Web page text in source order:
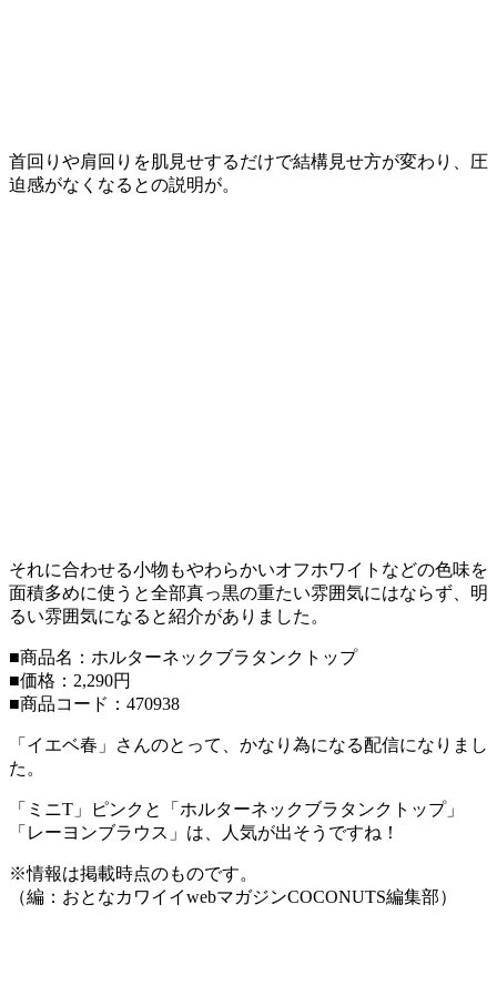
首回りや肩回りを肌見せするだけで結構見せ方が変わり、圧
迫感がなくなるとの説明が。
それに合わせる小物もやわらかいオフホワイトなどの色味を
面積多めに使うと全部真っ黒の重たい雰囲気にはならず、明
るい雰囲気になると紹介がありました。
■商品名：ホルターネックブラタンクトップ
■価格：2,290円
■商品コード：470938
「イエベ春」さんのとって、かなり為になる配信になりまし
た。
「ミニT」ピンクと「ホルターネックブラタンクトップ」
「レーヨンブラウス」は、人気が出そうですね！
※情報は掲載時点のものです。
（編：おとなカワイイwebマガジンCOCONUTS編集部）